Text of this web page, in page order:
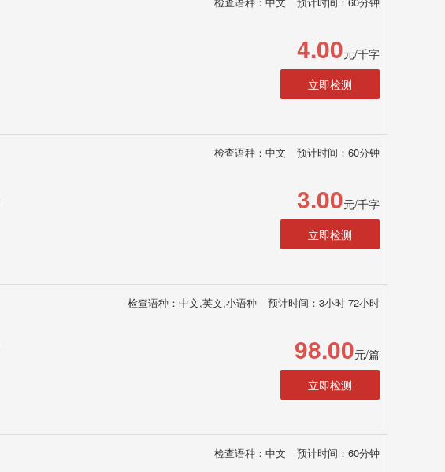
4.00元/千字
立即检测
检查语种：中文 预计时间：60分钟
3.00元/千字
立即检测
检查语种：中文,英文,小语种 预计时间：3小时-72小时
98.00元/篇
立即检测
检查语种：中文 预计时间：60分钟